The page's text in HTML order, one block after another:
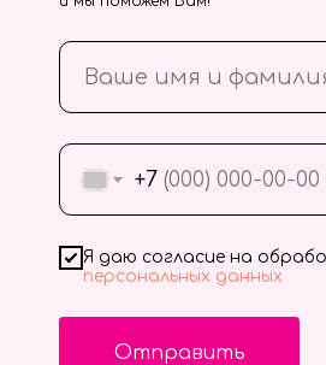
+7
Я даю согласие на
персональных данных
Отправить